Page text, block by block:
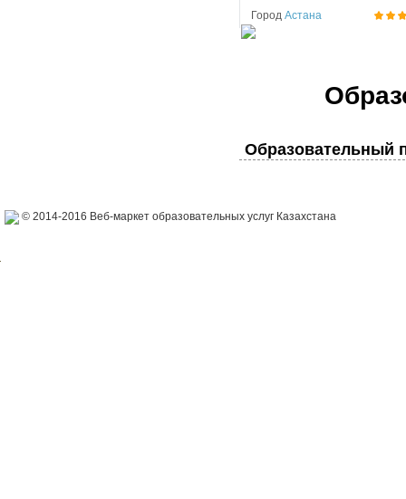
Город Астана
Образовательный
© 2014-2016 Веб-маркет образовательных услуг Казахстана